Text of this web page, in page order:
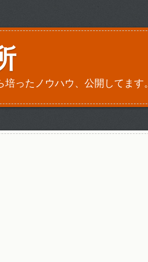
ったノウハウ、公開してます。